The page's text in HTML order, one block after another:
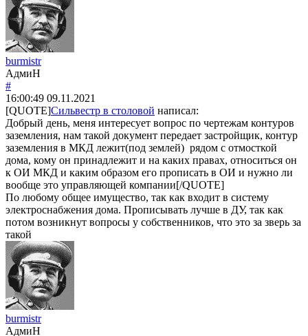
burmistr
АдмиН
#
16:00:49 09.11.2021
[QUOTE]Сильвестр в столовой написал:
Добрый день, меня интересует вопрос по чертежам контуров
заземления, нам такой документ передает застройщик, контур
заземления в МКД лежит(под землей) рядом с отмосткой
дома, кому он принадлежит и на каких правах, относиться он
к ОИ МКД и каким образом его прописать в ОИ и нужно ли
вообще это управляющей компании[/QUOTE]
По любому общее имущество, так как входит в систему
электроснабжения дома. Прописывать лучше в ДУ, так как
потом возникнут вопросы у собственников, что это за зверь за
такой
burmistr
АдмиН